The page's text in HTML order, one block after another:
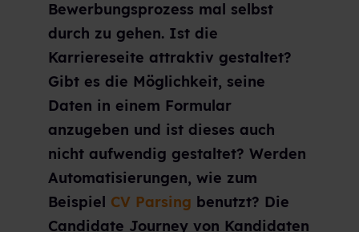
Bewerbungsprozess mal selbst
durch zu gehen. Ist die
Karriereseite attraktiv gestaltet?
Gibt es die Möglichkeit, seine
Daten in einem Formular
anzugeben und ist dieses auch
nicht aufwendig gestaltet? Werden
Automatisierungen, wie zum
Beispiel CV Parsing benutzt? Die
Candidate Journey von Kandidaten